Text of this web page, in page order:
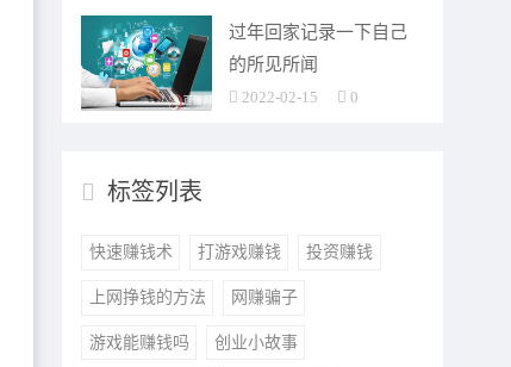
过年回家记录一下自己
的所见所闻
2022-02-15 0
标签列表
快速赚钱术 打游戏赚钱 投资赚钱
上网挣钱的方法 网赚骗子
游戏能赚钱吗 创业小故事